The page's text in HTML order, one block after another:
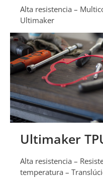
Alta resistencia –
Ultimaker
Ultimaker
Alta resistencia –
temperatura –